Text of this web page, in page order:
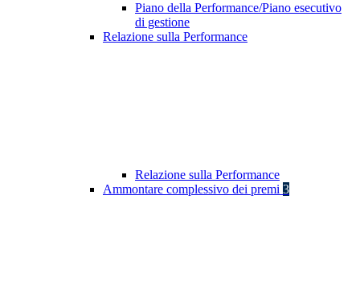
Piano della Performance/Piano esecutivo
di gestione
Relazione sulla Performance
Relazione sulla Performance
Ammontare complessivo dei premi 3